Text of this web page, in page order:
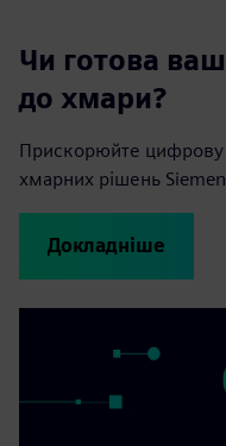
Чи готова
до хмари?
Прискорюйте
хмарних рішень
Докладніше